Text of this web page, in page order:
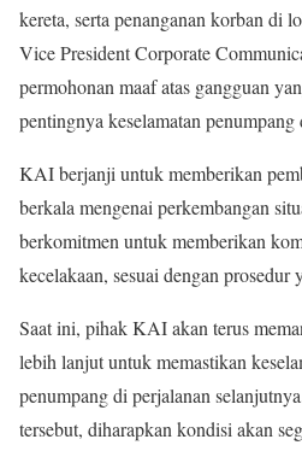
kereta, serta penanganan korban di
Vice President Corporate
permohonan maaf atas gangguan
pentingnya keselamatan penumpang
KAI berjanji untuk memberikan
berkala mengenai perkembangan
berkomitmen untuk memberikan
kecelakaan, sesuai dengan prosedur
Saat ini, pihak KAI akan terus
lebih lanjut untuk memastikan
penumpang di perjalanan
tersebut, diharapkan kondisi akan